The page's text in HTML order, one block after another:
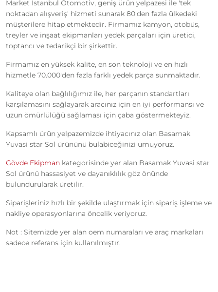
Market Istanbul Otomotiv, geniş ürün yelpazesi ile 'tek
noktadan alışveriş' hizmeti sunarak 80'den fazla ülkedeki
müşterilere hitap etmektedir. Firmamız kamyon, otobüs,
treyler ve inşaat ekipmanları yedek parçaları için üretici,
toptancı ve tedarikçi bir şirkettir.
Firmamız en yüksek kalite, en son teknoloji ve en hızlı
hizmetle 70.000'den fazla farklı yedek parça sunmaktadır.
Kaliteye olan bağlılığımız ile, her parçanın standartları
karşılamasını sağlayarak aracınız için en iyi performansı ve
uzun ömürlülüğü sağlaması için çaba göstermekteyiz.
Kapsamlı ürün yelpazemizde ihtiyacınız olan Basamak
Yuvasi star Sol ürününü bulabiceğinizi umuyoruz.
Gövde Ekipman kategorisinde yer alan Basamak Yuvasi star
Sol ürünü hassasiyet ve dayanıklılık göz önünde
bulundurularak üretilir.
Siparişleriniz hızlı bir şekilde ulaştırmak için sipariş işleme ve
nakliye operasyonlarına öncelik veriyoruz.
Not : Sitemizde yer alan oem numaraları ve araç markaları
sadece referans için kullanılmıştır.